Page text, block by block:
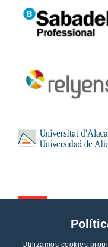
Utilizamos cookies